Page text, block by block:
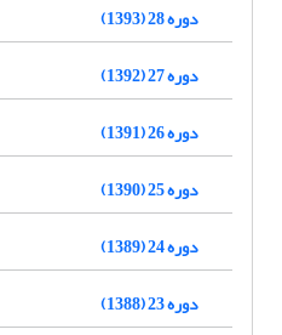
دوره 28 (1393)
دوره 27 (1392)
دوره 26 (1391)
دوره 25 (1390)
دوره 24 (1389)
دوره 23 (1388)